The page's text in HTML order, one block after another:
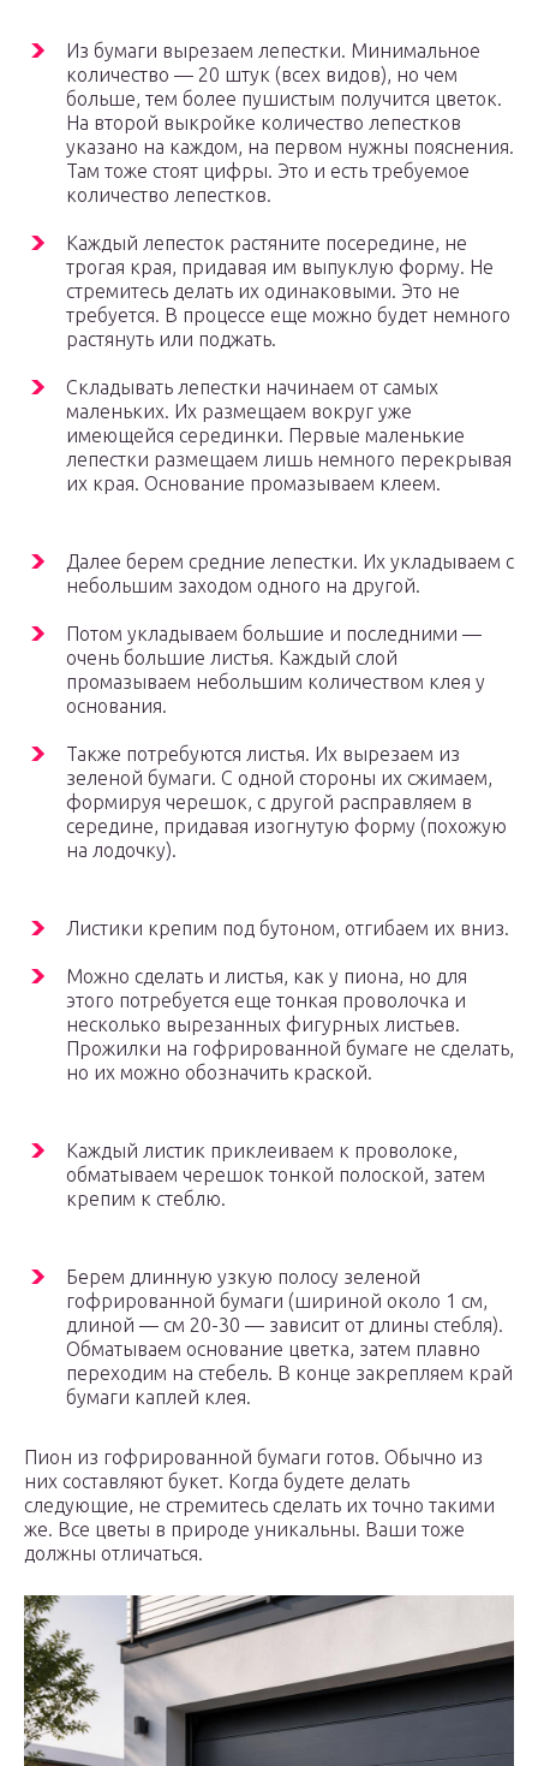
Из бумаги вырезаем лепестки. Минимальное
количество — 20 штук (всех видов), но чем
больше, тем более пушистым получится цветок.
На второй выкройке количество лепестков
указано на каждом, на первом нужны пояснения.
Там тоже стоят цифры. Это и есть требуемое
количество лепестков.
Каждый лепесток растяните посередине, не
трогая края, придавая им выпуклую форму. Не
стремитесь делать их одинаковыми. Это не
требуется. В процессе еще можно будет немного
растянуть или поджать.
Складывать лепестки начинаем от самых
маленьких. Их размещаем вокруг уже
имеющейся серединки. Первые маленькие
лепестки размещаем лишь немного перекрывая
их края. Основание промазываем клеем.
Далее берем средние лепестки. Их укладываем с
небольшим заходом одного на другой.
Потом укладываем большие и последними —
очень большие листья. Каждый слой
промазываем небольшим количеством клея у
основания.
Также потребуются листья. Их вырезаем из
зеленой бумаги. С одной стороны их сжимаем,
формируя черешок, с другой расправляем в
середине, придавая изогнутую форму (похожую
на лодочку).
Листики крепим под бутоном, отгибаем их вниз.
Можно сделать и листья, как у пиона, но для
этого потребуется еще тонкая проволочка и
несколько вырезанных фигурных листьев.
Прожилки на гофрированной бумаге не сделать,
но их можно обозначить краской.
Каждый листик приклеиваем к проволоке,
обматываем черешок тонкой полоской, затем
крепим к стеблю.
Берем длинную узкую полосу зеленой
гофрированной бумаги (шириной около 1 см,
длиной — см 20-30 — зависит от длины стебля).
Обматываем основание цветка, затем плавно
переходим на стебель. В конце закрепляем край
бумаги каплей клея.
Пион из гофрированной бумаги готов. Обычно из
них составляют букет. Когда будете делать
следующие, не стремитесь сделать их точно такими
же. Все цветы в природе уникальны. Ваши тоже
должны отличаться.